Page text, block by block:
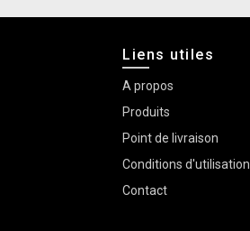
Liens utiles
A propos
Produits
Point de livraison
Conditions d'utilisation
Contact